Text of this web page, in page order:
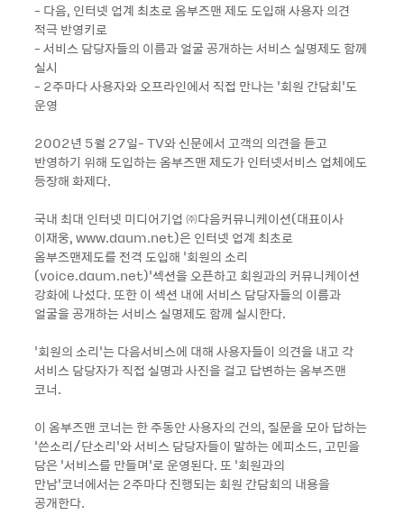
- 다음, 인터넷 업계 최초로 옴부즈맨 제도 도입해 사용자 의견
적극 반영키로
- 서비스 담당자들의 이름과 얼굴 공개하는 서비스 실명제도 함께
실시
- 2주마다 사용자와 오프라인에서 직접 만나는 ‘회원 간담회’도
운영
2002년 5월 27일- TV와 신문에서 고객의 의견을 듣고
반영하기 위해 도입하는 옴부즈맨 제도가 인터넷서비스 업체에도
등장해 화제다.
국내 최대 인터넷 미디어기업 ㈜다음커뮤니케이션(대표이사
이재웅, www.daum.net)은 인터넷 업계 최초로
옴부즈맨제도를 전격 도입해 ‘회원의 소리
(voice.daum.net)’섹션을 오픈하고 회원과의 커뮤니케이션
강화에 나섰다. 또한 이 섹션 내에 서비스 담당자들의 이름과
얼굴을 공개하는 서비스 실명제도 함께 실시한다.
‘회원의 소리’는 다음서비스에 대해 사용자들이 의견을 내고 각
서비스 담당자가 직접 실명과 사진을 걸고 답변하는 옴부즈맨
코너.
이 옴부즈맨 코너는 한 주동안 사용자의 건의, 질문을 모아 답하는
‘쓴소리/단소리’와 서비스 담당자들이 말하는 에피소드, 고민을
담은 ‘서비스를 만들며’로 운영된다. 또 ‘회원과의
만남’코너에서는 2주마다 진행되는 회원 간담회의 내용을
공개한다.